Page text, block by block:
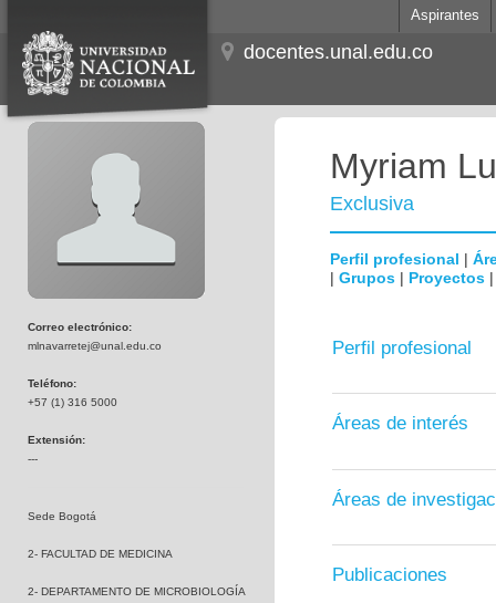
Aspirantes
docentes.unal.edu.co
Correo electrónico:
mlnavarretej@unal.edu.co
Teléfono:
+57 (1) 316 5000
Extensión:
---
Sede Bogotá
2- FACULTAD DE MEDICINA
2- DEPARTAMENTO DE MICROBIOLOGÍA
Myriam
Exclusiva
Perfil profesional |
| Grupos | Proyectos
Perfil profesional
Áreas de interés
Áreas de
Publicaciones